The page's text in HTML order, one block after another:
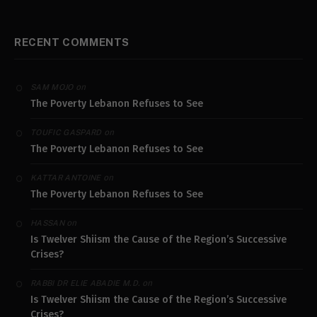
RECENT COMMENTS
SAM MOJO on
The Poverty Lebanon Refuses to See
TOUFIC GASPARD on
The Poverty Lebanon Refuses to See
KATTAR ANTOINEon
The Poverty Lebanon Refuses to See
HASSANon
Is Twelver Shiism the Cause of the Region’s Successive
Crises?
RABBI DR ELIE ABADIE M.D. on
Is Twelver Shiism the Cause of the Region’s Successive
Crises?